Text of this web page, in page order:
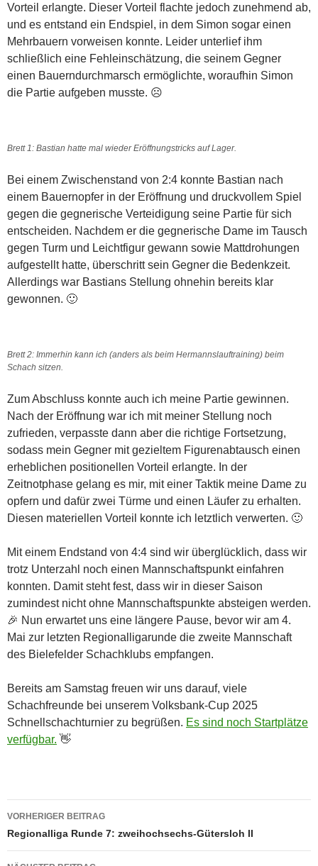
Vorteil erlangte. Dieser Vorteil flachte jedoch zunehmend ab,
und es entstand ein Endspiel, in dem Simon sogar einen
Mehrbauern vorweisen konnte. Leider unterlief ihm
schließlich eine Fehleinschätzung, die seinem Gegner
einen Bauerndurchmarsch ermöglichte, woraufhin Simon
die Partie aufgeben musste. ☹️
Brett 1: Bastian hatte mal wieder Eröffnungstricks auf Lager.
Bei einem Zwischenstand von 2:4 konnte Bastian nach
einem Bauernopfer in der Eröffnung und druckvollem Spiel
gegen die gegnerische Verteidigung seine Partie für sich
entscheiden. Nachdem er die gegnerische Dame im Tausch
gegen Turm und Leichtfigur gewann sowie Mattdrohungen
aufgestellt hatte, überschritt sein Gegner die Bedenkzeit.
Allerdings war Bastians Stellung ohnehin bereits klar
gewonnen. 🙂
Brett 2: Immerhin kann ich (anders als beim Hermannslauftraining) beim
Schach sitzen.
Zum Abschluss konnte auch ich meine Partie gewinnen.
Nach der Eröffnung war ich mit meiner Stellung noch
zufrieden, verpasste dann aber die richtige Fortsetzung,
sodass mein Gegner mit gezieltem Figurenabtausch einen
erheblichen positionellen Vorteil erlangte. In der
Zeitnotphase gelang es mir, mit einer Taktik meine Dame zu
opfern und dafür zwei Türme und einen Läufer zu erhalten.
Diesen materiellen Vorteil konnte ich letztlich verwerten. 🙂
Mit einem Endstand von 4:4 sind wir überglücklich, dass wir
trotz Unterzahl noch einen Mannschaftspunkt einfahren
konnten. Damit steht fest, dass wir in dieser Saison
zumindest nicht ohne Mannschaftspunkte absteigen werden.
🎉 Nun erwartet uns eine längere Pause, bevor wir am 4.
Mai zur letzten Regionalligarunde die zweite Mannschaft
des Bielefelder Schachklubs empfangen.
Bereits am Samstag freuen wir uns darauf, viele
Schachfreunde bei unserem Volksbank-Cup 2025
Schnellschachturnier zu begrüßen. Es sind noch Startplätze
verfügbar. 👋
Beitragsnavigation
VORHERIGER BEITRAG
Regionalliga Runde 7: zweihochsechs-Gütersloh II